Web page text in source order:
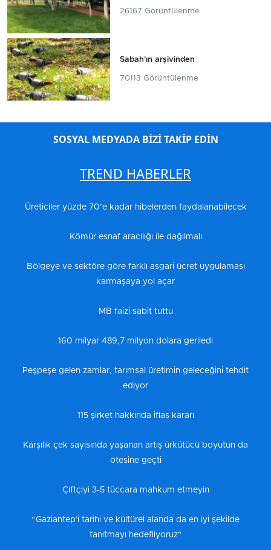
26167 Görüntülenme
Sabah'ın arşivinden
70113 Görüntülenme
SOSYAL MEDYADA BİZİ TAKİP EDİN
TREND HABERLER
Üreticiler yüzde 70’e kadar hibelerden faydalanabilecek
Kömür esnaf aracılığı ile dağılmalı
Bölgeye ve sektöre göre farklı asgari ücret uygulaması
karmaşaya yol açar
MB faizi sabit tuttu
160 milyar 489,7 milyon dolara geriledi
Peşpeşe gelen zamlar, tarımsal üretimin geleceğini tehdit
ediyor
115 şirket hakkında iflas kararı
Karşılık çek sayısında yaşanan artış ürkütücü boyutun da
ötesine geçti
Çiftçiyi 3-5 tüccara mahkum etmeyin
“Gaziantep'i tarihi ve kültürel alanda da en iyi şekilde
tanıtmayı hedefliyoruz"